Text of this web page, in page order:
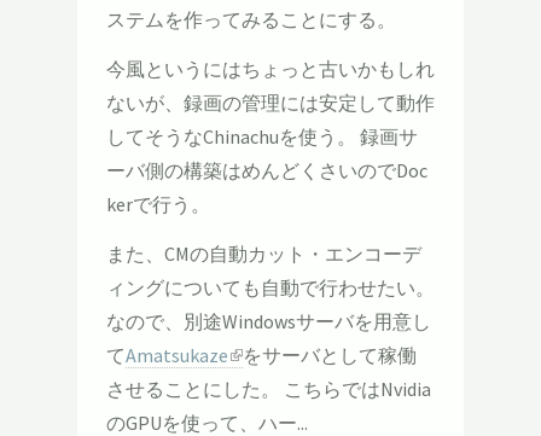
ステムを作ってみることにする。
今風というにはちょっと古いかもしれ
ないが、録画の管理には安定して動作
してそうなChinachuを使う。 録画サ
ーバ側の構築はめんどくさいのでDoc
kerで行う。
また、CMの自動カット・エンコーデ
ィングについても自動で行わせたい。
なので、別途Windowsサーバを用意し
てAmatsukaze
をサーバとして稼働
させることにした。 こちらではNvidia
のGPUを使って、ハー...